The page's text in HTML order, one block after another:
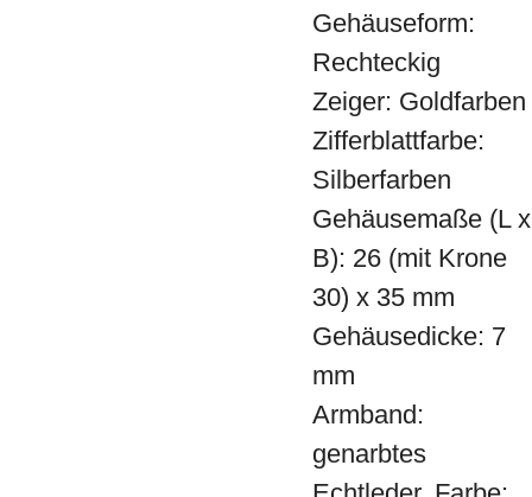
Gehäuseform:
Rechteckig
Zeiger: Goldfarben
Zifferblattfarbe:
Silberfarben
Gehäusemaße (L x
B): 26 (mit Krone
30) x 35 mm
Gehäusedicke: 7
mm
Armband:
genarbtes